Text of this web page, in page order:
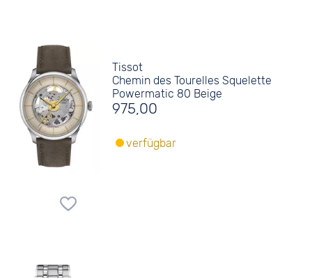
Tissot
Chemin des Tourelles Squelette
Powermatic 80 Beige
975,00
verfügbar